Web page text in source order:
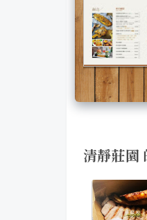
清靜莊園